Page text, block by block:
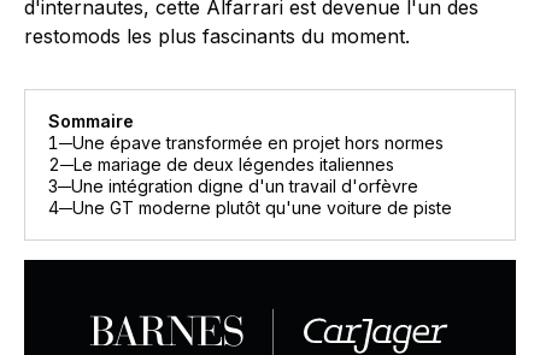
d'internautes, cette Alfarrari est devenue l'un des
restomods les plus fascinants du moment.
Sommaire
1
Une épave transformée en projet hors normes
2
Le mariage de deux légendes italiennes
3
Une intégration digne d'un travail d'orfèvre
4
Une GT moderne plutôt qu'une voiture de piste